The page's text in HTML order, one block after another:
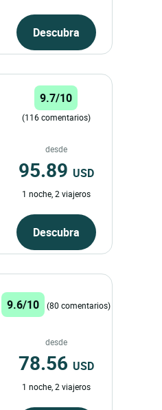
Descubra
9.7/10
(116 comentarios)
desde
95.89 USD
1 noche, 2 viajeros
Descubra
9.6/10 (80 comentarios)
desde
78.56 USD
1 noche, 2 viajeros